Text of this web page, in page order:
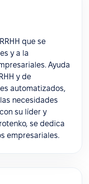
que se
y a la
Ayuda
y de
automatizados,
necesidades
su líder y
se dedica
empresariales.